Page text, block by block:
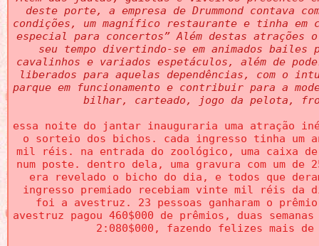
deste porte, a empresa de Drummond contava
condições, um magnífico restaurante e tinha em
especial para concertos” Além destas atrações
seu tempo divertindo-se em animados
cavalinhos e variados espetáculos, além de
liberados para aquelas dependências, com o
parque em funcionamento e contribuir para a
bilhar, carteado, jogo da pelota,
essa noite do jantar inauguraria uma atração
o sorteio dos bichos. cada ingresso tinha um
mil réis. na entrada do zoológico, uma caixa de
num poste. dentro dela, uma gravura com um
era revelado o bicho do dia, e todos que
ingresso premiado recebiam vinte mil réis da
foi a avestruz. 23 pessoas ganharam o
avestruz pagou 460$000 de prêmios, duas
2:080$000, fazendo felizes mais de